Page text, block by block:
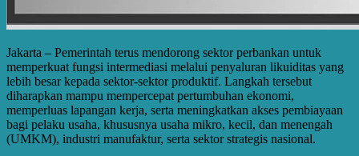
Jakarta – Pemerintah terus mendorong sektor perbankan untuk
memperkuat fungsi intermediasi melalui penyaluran likuiditas yang
lebih besar kepada sektor-sektor produktif. Langkah tersebut
diharapkan mampu mempercepat pertumbuhan ekonomi,
memperluas lapangan kerja, serta meningkatkan akses pembiayaan
bagi pelaku usaha, khususnya usaha mikro, kecil, dan menengah
(UMKM), industri manufaktur, serta sektor strategis nasional.